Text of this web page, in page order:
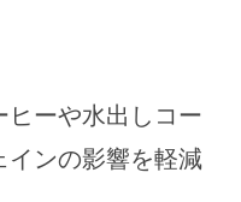
ーや水出しコー
インの影響を軽減